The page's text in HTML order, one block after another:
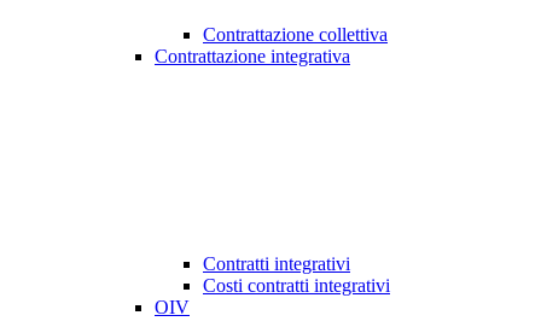
Contrattazione collettiva
Contrattazione integrativa
Contratti integrativi
Costi contratti integrativi
OIV